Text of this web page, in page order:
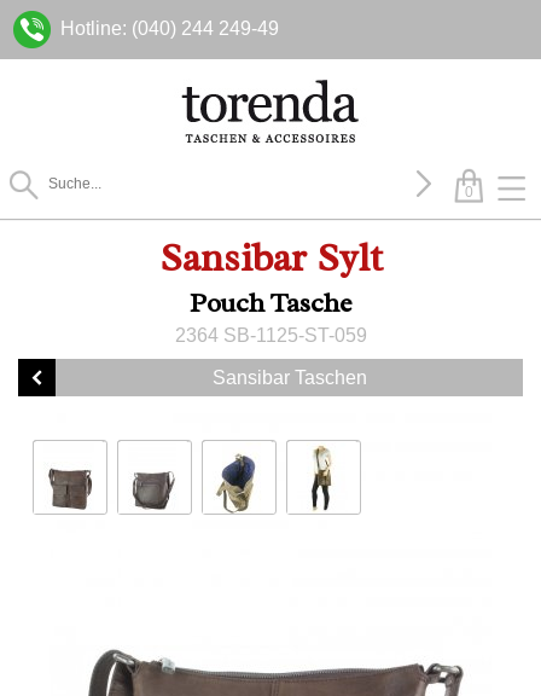
Hotline: (040) 244 249-49
0
Sansibar Sylt
Pouch Tasche
2364 SB-1125-ST-059
Sansibar Taschen